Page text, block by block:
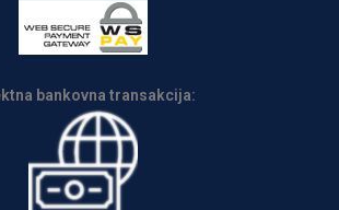
bankovna transakcija: